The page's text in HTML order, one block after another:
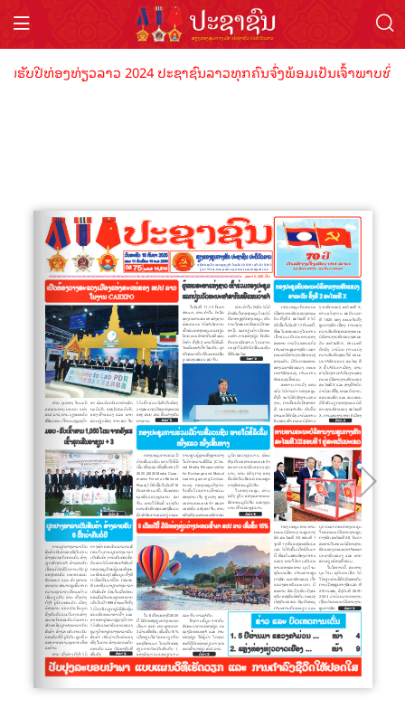
ຮັບປີທ່ອງທ່ຽວລາວ 2024 ປະຊາຊົນລາວທຸກຄົນຈົ່ງພ້ອມເປັນເຈົ້າພາບທີ່